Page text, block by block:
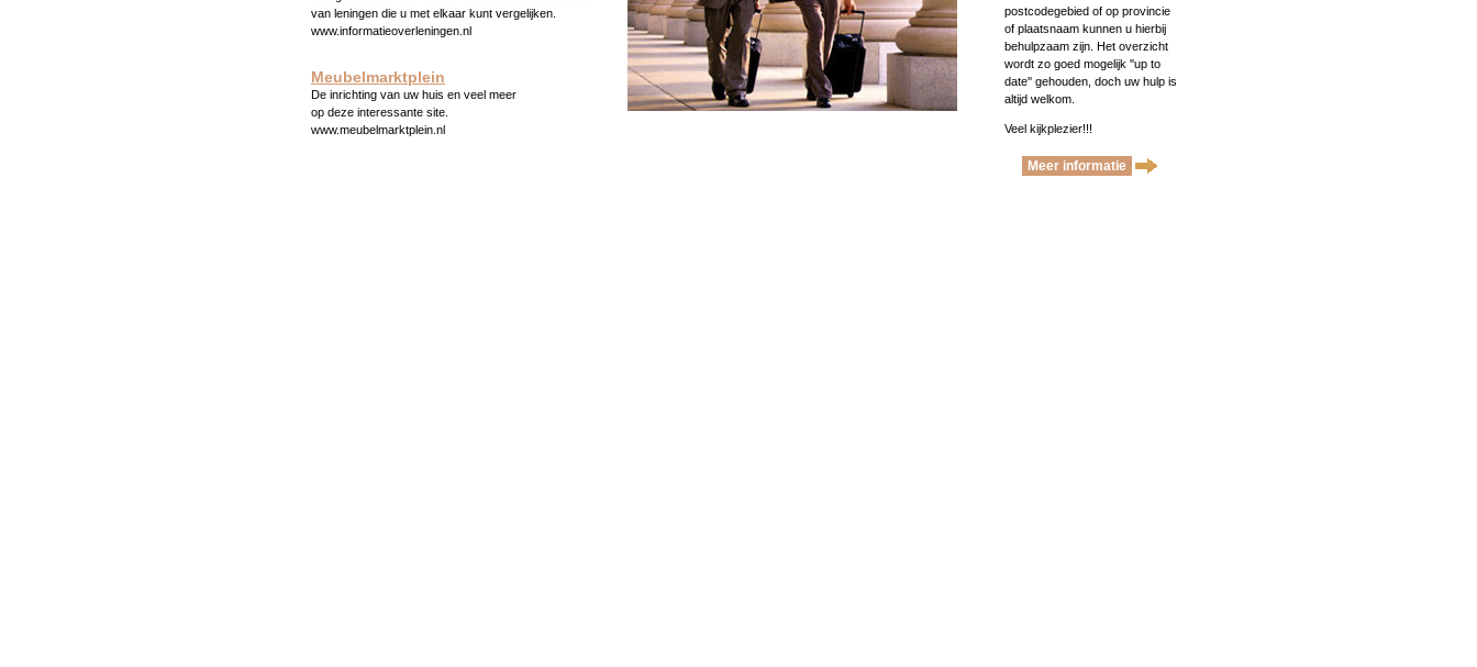
van leningen die u met elkaar kunt vergelijken.
www.informatieoverleningen.nl
Meubelmarktplein
De inrichting van uw huis en veel meer
op deze interessante site.
www.meubelmarktplein.nl
postcodegebied of op provincie
of plaatsnaam kunnen u hierbij
behulpzaam zijn. Het overzicht
wordt zo goed mogelijk ''up to
date'' gehouden, doch uw hulp is
altijd welkom.
Veel kijkplezier!!!
Meer informatie